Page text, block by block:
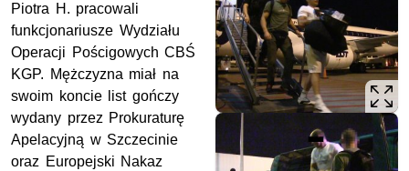
Piotra H. pracowali
funkcjonariusze Wydziału
Operacji Pościgowych CBŚ
KGP. Mężczyzna miał na
swoim koncie list gończy
wydany przez Prokuraturę
Apelacyjną w Szczecinie
oraz Europejski Nakaz